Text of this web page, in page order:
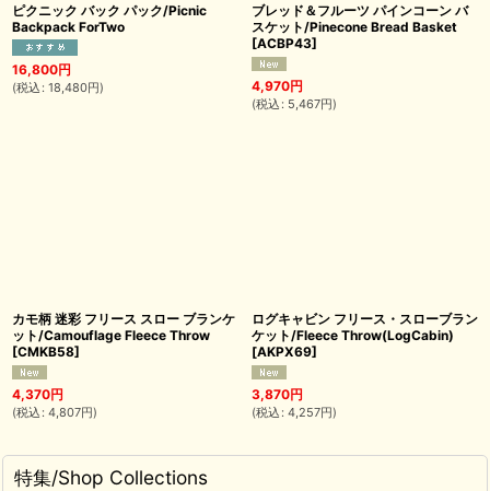
ピクニック バック パック/Picnic
Backpack ForTwo
16,800円
(税込 : 18,480円)
ブレッド＆フルーツ パインコーン バ
スケット/Pinecone Bread Basket
[ACBP43]
4,970円
(税込 : 5,467円)
カモ柄 迷彩 フリース スロー ブランケ
ット/Camouflage Fleece Throw
[CMKB58]
4,370円
(税込 : 4,807円)
ログキャビン フリース・スローブラン
ケット/Fleece Throw(LogCabin)
[AKPX69]
3,870円
(税込 : 4,257円)
特集/Shop Collections